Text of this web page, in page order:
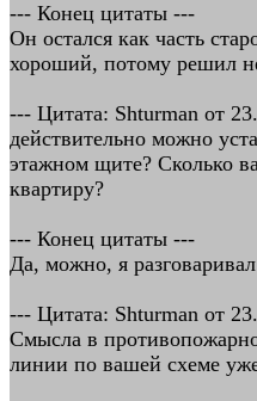
--- Конец цитаты ---
Он остался как часть
хороший, потому решил
--- Цитата: Shturman от
действительно можно
этажном щите? Сколько
квартиру?
--- Конец цитаты ---
Да, можно, я
--- Цитата: Shturman от
Смысла в
линии по вашей схеме